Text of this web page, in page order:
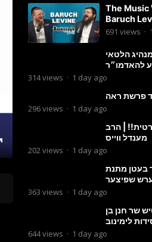
The Music
Baruch
Benny
691 views ·
הלטאי
להאדמו״ר
מהפגישה
314views · 1 day ago
פרשת ראה
296views · 1 day ago
| הרב
מענדל ווייס
202views · 1 day ago
בעטן מתנת
שפיצער
363 views · 1 day ago
שר חנן בן
לימינוב
644views · 1 day ago